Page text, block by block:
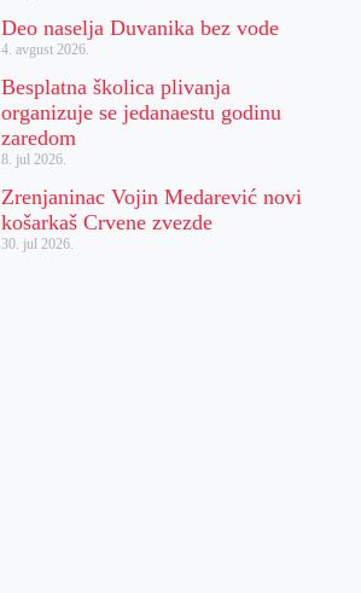
Deo naselja Duvanika bez vode
4. avgust 2026.
Besplatna školica plivanja
organizuje se jedanaestu godinu
zaredom
8. jul 2026.
Zrenjaninac Vojin Medarević novi
košarkaš Crvene zvezde
30. jul 2026.